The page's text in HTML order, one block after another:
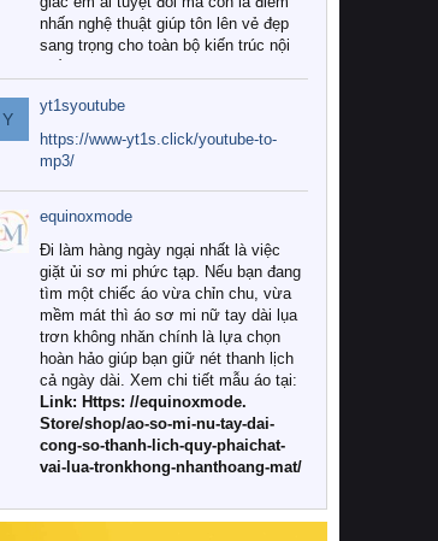
nhấn nghệ thuật giúp tôn lên vẻ đẹp
sang trọng cho toàn bộ kiến trúc nội
Tuy nhiên, giữa thị trường đa dạng
với vô vàn thương hiệu và mẫu mã
như hiện nay, làm thế nào để chọn
được những bộ chăn ga gối đệm cao
cấp thực sự chất lượng, phù hợp với
khí hậu và nhu cầu sử dụng của gia
đình? Hãy cùng chúng tôi đi tìm lời
giải đáp chi tiết qua bài viết dưới đây.
1. Tại sao các gia đình hiện đại lại ưa
chuộng chăn ga gối đệm cao cấp?
Khác với các dòng sản phẩm thông
thường, những bộ chăn ga gối đệm
cao cấp trải qua quy trình sản xuất
nghiêm ngặt từ khâu chọn lọc nguyên
liệu tự nhiên đến công nghệ dệt
nhuộm hiện đại không chứa hóa chất
này, bạn sẽ cảm nhận rõ rệt sự khác
Y
yt1syoutube
https://www-yt1s.click/youtube-to-
mp3/
equinoxmode
Đi làm hàng ngày ngại nhất là việc
giặt ủi sơ mi phức tạp. Nếu bạn đang
tìm một chiếc áo vừa chỉn chu, vừa
mềm mát thì áo sơ mi nữ tay dài lụa
trơn không nhăn chính là lựa chọn
hoàn hảo giúp bạn giữ nét thanh lịch
cả ngày dài. Xem chi tiết mẫu áo tại:
Link: Https: //equinoxmode.
Store/shop/ao-so-mi-nu-tay-dai-
cong-so-thanh-lich-quy-phaichat-
vai-lua-tronkhong-nhanthoang-mat/